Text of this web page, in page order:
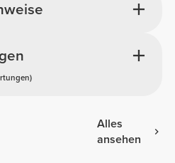
Alles
ansehen